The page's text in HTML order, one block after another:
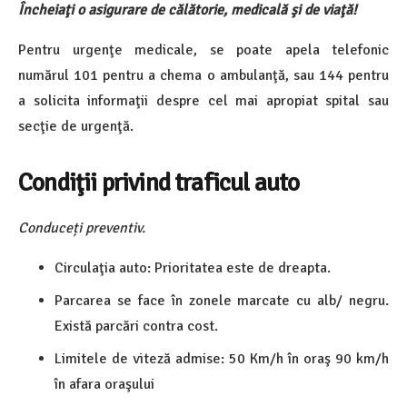
Încheiaţi o asigurare de călătorie, medicală şi de viaţă!
Pentru urgenţe medicale, se poate apela telefonic
numărul 101 pentru a chema o ambulanţă, sau 144 pentru
a solicita informaţii despre cel mai apropiat spital sau
secţie de urgenţă.
Condiţii privind traficul auto
Conduceți preventiv.
Circulaţia auto: Prioritatea este de dreapta.
Parcarea se face în zonele marcate cu alb/ negru.
Există parcări contra cost.
Limitele de viteză admise: 50 Km/h în oraş 90 km/h
în afara oraşului